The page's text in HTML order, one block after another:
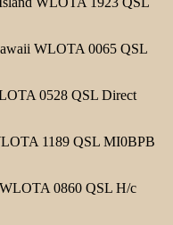
WLOTA 0065 QSL
0528 QSL Direct
1189 QSL MI0BPB
0860 QSL H/c